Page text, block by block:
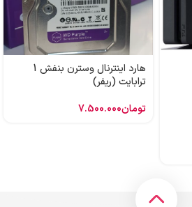
هارد اینترنال وسترن بنفش 1
ترابایت (ریفر)
تومان7.500.000